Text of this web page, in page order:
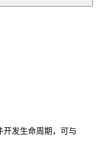
开发生命周期，可与